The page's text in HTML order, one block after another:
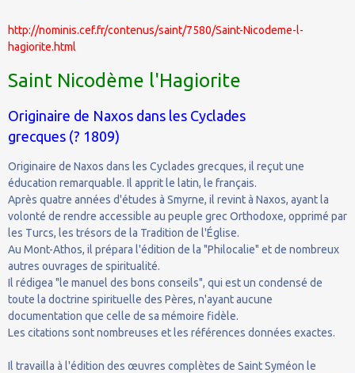
http://nominis.cef.fr/contenus/saint/7580/Saint-Nicodeme-l-
hagiorite.html
Saint Nicodème l'Hagiorite
Originaire de Naxos dans les Cyclades
grecques (? 1809)
Originaire de Naxos dans les Cyclades grecques, il reçut une
éducation remarquable. Il apprit le latin, le français.
Après quatre années d'études à Smyrne, il revint à Naxos, ayant la
volonté de rendre accessible au peuple grec Orthodoxe, opprimé par
les Turcs, les trésors de la Tradition de l'Église.
Au Mont-Athos, il prépara l'édition de la "Philocalie" et de nombreux
autres ouvrages de spiritualité.
Il rédigea "le manuel des bons conseils", qui est un condensé de
toute la doctrine spirituelle des Pères, n'ayant aucune
documentation que celle de sa mémoire fidèle.
Les citations sont nombreuses et les références données exactes.
Il travailla à l'édition des œuvres complètes de Saint Syméon le